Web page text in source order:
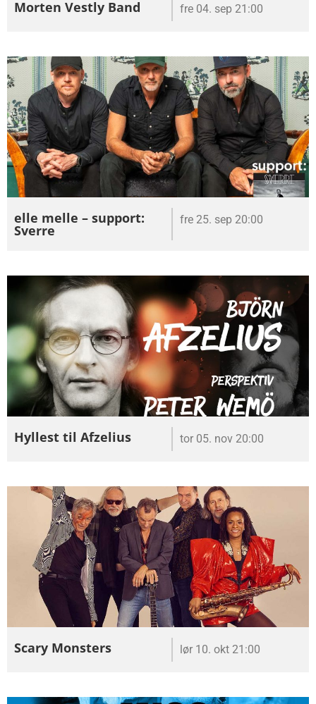
Morten Vestly Band fre 04. sep 21:00
elle melle – support:
Sverre
fre 25. sep 20:00
Hyllest til Afzelius tor 05. nov 20:00
Scary Monsters lør 10. okt 21:00